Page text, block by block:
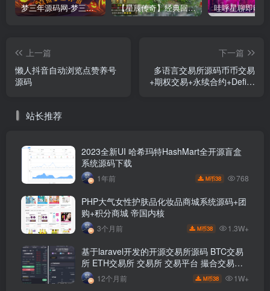
梦三年源码网-梦三年ym会员代理详情 【星辰传奇】经典回合制手游+安卓端+GM工具+详细搭建教程
上一篇
懒人抖音自动浏览点赞养号
源码
下一篇
多语言交易所源码币币交易
+期权交易+永续合约+Defi借
站长推荐
2023全新UI 哈希玛特HashMart全开源盲盒
系统源码下载
1年前 M币38 768
PHP大气女性护肤品化妆品商城系统源码+团
购+积分商城 帝国内核
3个月前 M币38 1.3W+
基于laravel开发的开源交易所源码 BTC交易
所 ETH交易所 交易所 交易平台 撮合交易引
擎
12个月前 M币38 1W+